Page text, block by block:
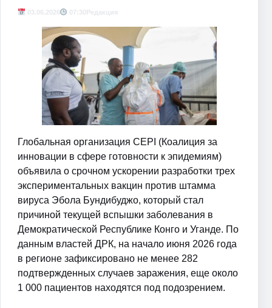
03.06.2026 07:30Редакция
Глобальная организация CEPI (Коалиция за
инновации в сфере готовности к эпидемиям)
объявила о срочном ускорении разработки трех
экспериментальных вакцин против штамма
вируса Эбола Бундибуджо, который стал
причиной текущей вспышки заболевания в
Демократической Республике Конго и Уганде. По
данным властей ДРК, на начало июня 2026 года
в регионе зафиксировано не менее 282
подтвержденных случаев заражения, еще около
1 000 пациентов находятся под подозрением.